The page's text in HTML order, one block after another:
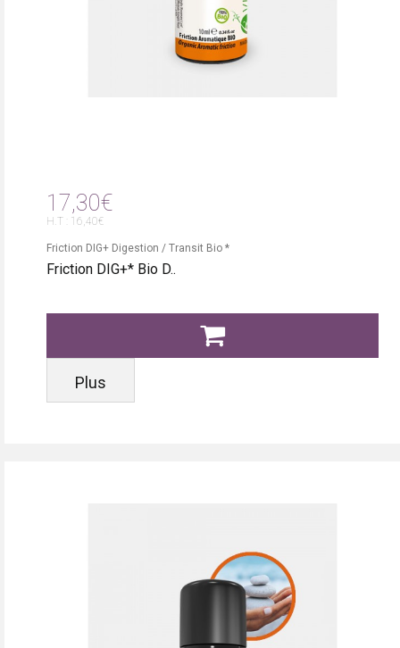
17,30€
H.T : 16,40€
Friction DIG+ Digestion / Transit Bio *
Friction DIG+* Bio D..
Plus